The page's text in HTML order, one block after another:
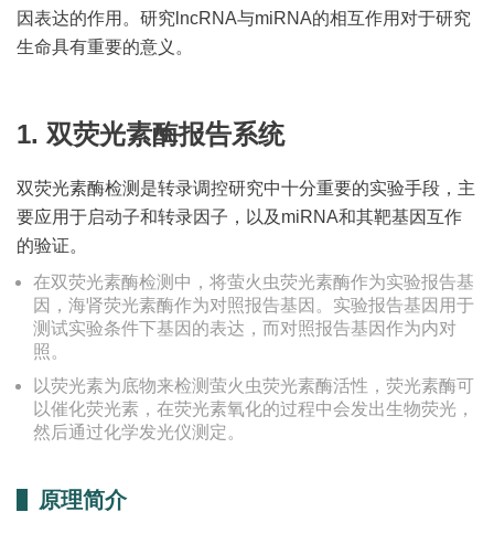
因表达的作⽤。研究lncRNA与miRNA的相互作⽤对于研究
⽣命具有重要的意义。
1. 双荧光素酶报告系统
双荧光素酶检测是转录调控研究中⼗分重要的实验⼿段，主
要应⽤于启动⼦和转录因⼦，以及miRNA和其靶基因互作
的验证。
在双荧光素酶检测中，将萤⽕⾍荧光素酶作为实验报告基
因，海肾荧光素酶作为对照报告基因。实验报告基因⽤于
测试实验条件下基因的表达，⽽对照报告基因作为内对
照。
以荧光素为底物来检测萤⽕⾍荧光素酶活性，荧光素酶可
以催化荧光素，在荧光素氧化的过程中会发出⽣物荧光，
然后通过化学发光仪测定。
原理简介